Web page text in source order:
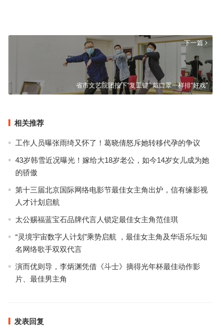
下一篇
省市文艺院团按下“复工键” 戴口罩一样排“好戏”
相关推荐
工作人员曝张雨绮又怀了！葛晓倩怒斥她转移代孕的争议
43岁韩雪近况曝光！嫁给大18岁老公，如今14岁女儿成为她
的骄傲
第十三届北京国际网络电影节最佳女主角出炉，信有缘影视
人才计划启航
太公赐福蓝宝石品牌代言人锁定最佳女主角范佳琪
“灵境宇宙数字人计划”乘势启航 ，最佳女主角及华语乐坛知
名网络歌手双双代言
演而优则导，李炳渊凭借《斗士》摘得光年杯最佳动作影
片、最佳男主角
发表回复